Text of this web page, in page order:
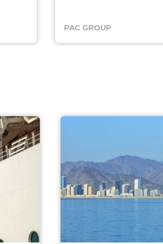
PAC GROUP